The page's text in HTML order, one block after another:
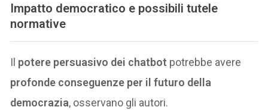
Impatto democratico e possibili tutele
normative
Il potere persuasivo dei chatbot potrebbe avere
profonde conseguenze per il futuro della
democrazia, osservano gli autori.